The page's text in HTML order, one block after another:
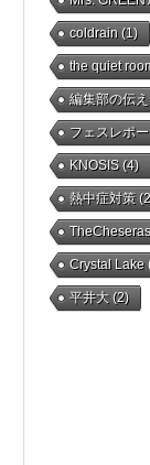
coldrain (1)
the quiet
編集部の伝え
フェスレポー
KNOSIS(4)
熱中症対策
Crystal Lake
平井大(2)